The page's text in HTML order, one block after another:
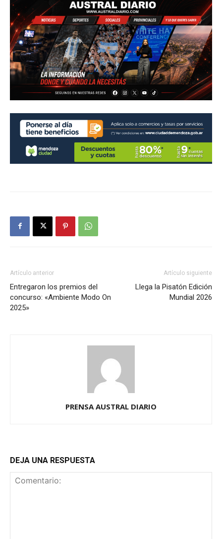
Artículo anterior
Entregaron los premios del
concurso: «Ambiente Modo On
2025»
Artículo siguiente
Llega la Pisatón Edición
Mundial 2026
PRENSA AUSTRAL DIARIO
DEJA UNA RESPUESTA